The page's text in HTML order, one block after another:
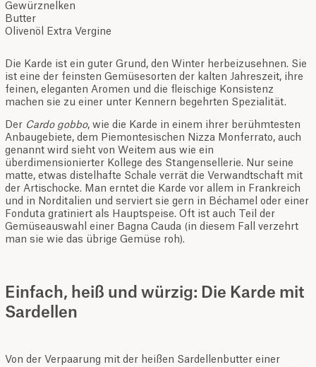
Gewürznelken
Butter
Olivenöl Extra Vergine
Die Karde ist ein guter Grund, den Winter herbeizusehnen. Sie
ist eine der feinsten Gemüsesorten der kalten Jahreszeit, ihre
feinen, eleganten Aromen und die fleischige Konsistenz
machen sie zu einer unter Kennern begehrten Spezialität.
Der Cardo gobbo, wie die Karde in einem ihrer berühmtesten
Anbaugebiete, dem Piemontesischen Nizza Monferrato, auch
genannt wird sieht von Weitem aus wie ein
überdimensionierter Kollege des Stangensellerie. Nur seine
matte, etwas distelhafte Schale verrät die Verwandtschaft mit
der Artischocke. Man erntet die Karde vor allem in Frankreich
und in Norditalien und serviert sie gern in Béchamel oder einer
Fonduta gratiniert als Hauptspeise. Oft ist auch Teil der
Gemüseauswahl einer Bagna Cauda (in diesem Fall verzehrt
man sie wie das übrige Gemüse roh).
Einfach, heiß und würzig: Die Karde mit
Sardellen
Von der Verpaarung mit der heißen Sardellenbutter einer